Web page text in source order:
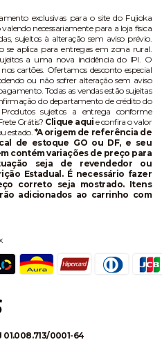
exclusivas para o site do Fujioka
necessariamente para a loja física
sujeitos à alteração sem aviso prévio.
se aplica para entregas em zona rural.
a uma nova incidência do IPI. O
cartões. Ofertamos desconto especial
ou não sofrer alteração sem aviso
Todas as vendas estão sujeitas
do departamento de crédito do
sujeitos a entrega conforme
Grátis? Clique aqui e confira o valor
estado. *A origem de referência de
de estoque GO ou DF, e seu
contém variações de preço para
seja de revendedor ou
Estadual. É necessário fazer
correto seja mostrado. Itens
adicionados ao carrinho com
01.008.713/0001-64